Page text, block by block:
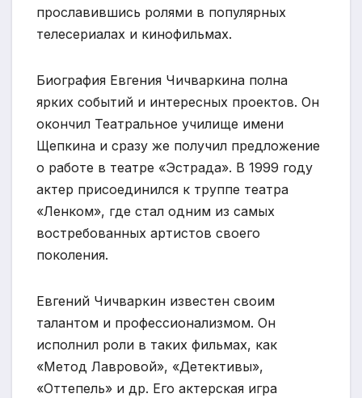
прославившись ролями в популярных
телесериалах и кинофильмах.
Биография Евгения Чичваркина полна
ярких событий и интересных проектов. Он
окончил Театральное училище имени
Щепкина и сразу же получил предложение
о работе в театре «Эстрада». В 1999 году
актер присоединился к труппе театра
«Ленком», где стал одним из самых
востребованных артистов своего
поколения.
Евгений Чичваркин известен своим
талантом и профессионализмом. Он
исполнил роли в таких фильмах, как
«Метод Лавровой», «Детективы»,
«Оттепель» и др. Его актерская игра